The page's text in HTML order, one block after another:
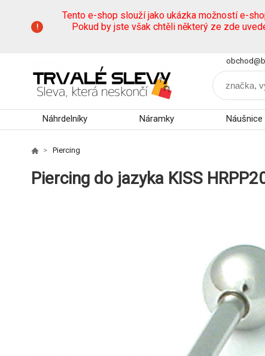
Tento e-shop slouží jako ukázka možností e-
Pokud by jste však chtěli některý ze zde
Náhrdelníky Náramky Náušnice
Piercing
Piercing do jazyka KISS